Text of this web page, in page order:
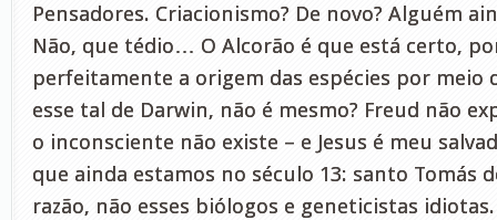
Pensadores. Criacionismo? De novo? Alguém
Não, que tédio… O Alcorão é que está certo,
perfeitamente a origem das espécies por meio
esse tal de Darwin, não é mesmo? Freud não
o inconsciente não existe – e Jesus é meu
que ainda estamos no século 13: santo Tomás
razão, não esses biólogos e geneticistas